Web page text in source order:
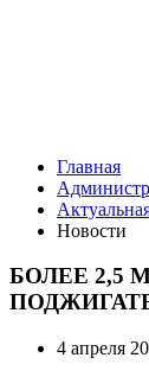
Главная
Новости
БОЛЕЕ 2,5
4 апреля